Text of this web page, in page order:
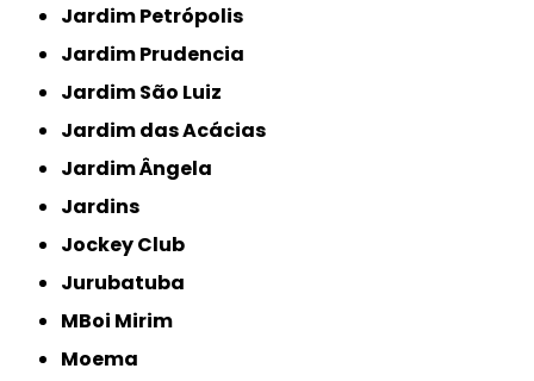
Jardim Petrópolis
Jardim Prudencia
Jardim São Luiz
Jardim das Acácias
Jardim Ângela
Jardins
Jockey Club
Jurubatuba
MBoi Mirim
Moema